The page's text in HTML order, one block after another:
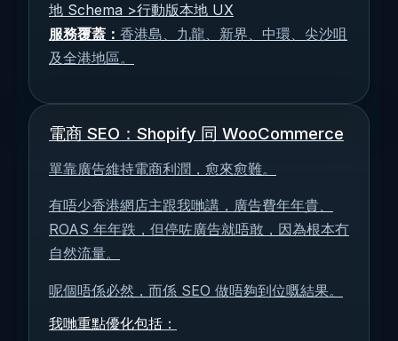
地 Schema >行動版本地 UX
服務覆蓋： 香港島、九龍、新界、中環、尖沙咀
及全港地區。
電商 SEO：Shopify 同 WooCommerce
單靠廣告維持電商利潤，愈來愈難。
有唔少香港網店主跟我哋講，廣告費年年貴、
ROAS 年年跌，但停咗廣告就唔敢，因為根本冇
自然流量。
呢個唔係必然，而係 SEO 做唔夠到位嘅結果。
我哋重點優化包括：